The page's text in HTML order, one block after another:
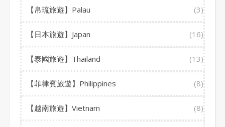
【帛琉旅遊】Palau (3)
【日本旅遊】Japan (16)
【泰國旅遊】Thailand (13)
【菲律賓旅遊】Philippines (8)
【越南旅遊】Vietnam (8)